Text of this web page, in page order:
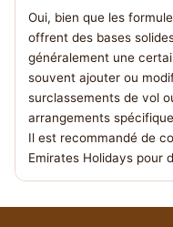
Oui, bien que les
offrent des bases
généralement une
souvent ajouter ou
surclassements de vol
arrangements
Il est recommandé de
Emirates Holidays pour